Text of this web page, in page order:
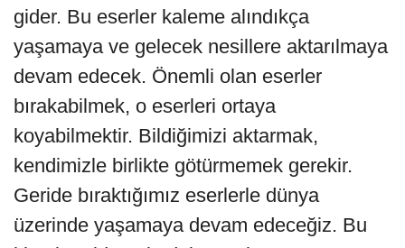
gider. Bu eserler kaleme alındıkça
yaşamaya ve gelecek nesillere aktarılmaya
devam edecek. Önemli olan eserler
bırakabilmek, o eserleri ortaya
koyabilmektir. Bildiğimizi aktarmak,
kendimizle birlikte götürmemek gerekir.
Geride bıraktığımız eserlerle dünya
üzerinde yaşamaya devam edeceğiz. Bu